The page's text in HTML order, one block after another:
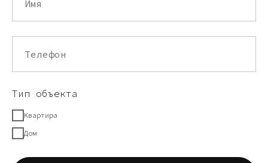
Тип объекта
Квартира
Дом